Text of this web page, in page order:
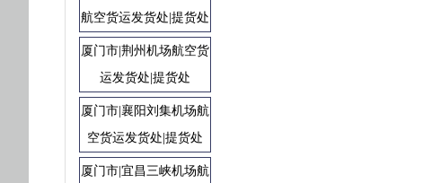
航空货运发货处|提货处
厦门市|荆州机场航空货
运发货处|提货处
厦门市|襄阳刘集机场航
空货运发货处|提货处
厦门市|宜昌三峡机场航